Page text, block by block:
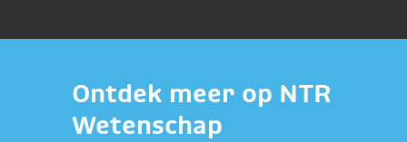
Ontdek meer op NTR
Wetenschap